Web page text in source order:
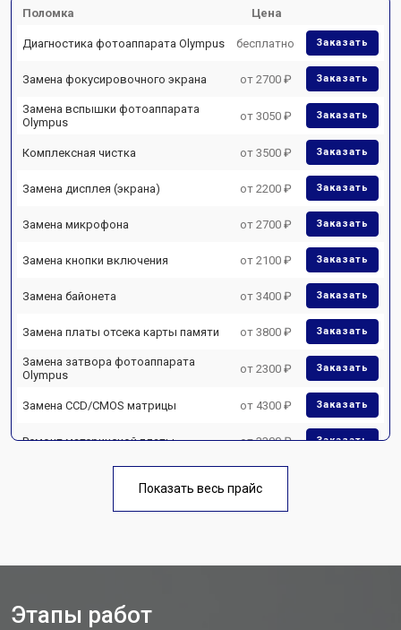
Поломка Цена
Диагностика фотоаппарата Olympus бесплатно Заказать
Замена фокусировочного экрана от 2700 ₽ Заказать
Замена вспышки фотоаппарата
Olympus
от 3050 ₽ Заказать
Комплексная чистка от 3500 ₽ Заказать
Замена дисплея (экрана) от 2200 ₽ Заказать
Замена микрофона от 2700 ₽ Заказать
Замена кнопки включения от 2100 ₽ Заказать
Замена байонета от 3400 ₽ Заказать
Замена платы отсека карты памяти от 3800 ₽ Заказать
Замена затвора фотоаппарата
Olympus
от 2300 ₽ Заказать
Замена CCD/CMOS матрицы от 4300 ₽ Заказать
Ремонт материнской платы от 3300 ₽ Заказать
Чистка матрицы фотоаппарата
Показать весь прайс
Этапы работ